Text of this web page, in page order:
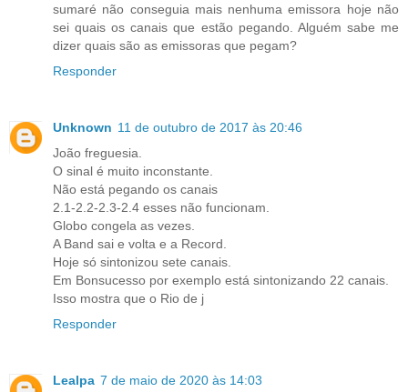
sumaré não conseguia mais nenhuma emissora hoje não
sei quais os canais que estão pegando. Alguém sabe me
dizer quais são as emissoras que pegam?
Responder
Unknown 11 de outubro de 2017 às 20:46
João freguesia.
O sinal é muito inconstante.
Não está pegando os canais
2.1-2.2-2.3-2.4 esses não funcionam.
Globo congela as vezes.
A Band sai e volta e a Record.
Hoje só sintonizou sete canais.
Em Bonsucesso por exemplo está sintonizando 22 canais.
Isso mostra que o Rio de j
Responder
Lealpa 7 de maio de 2020 às 14:03